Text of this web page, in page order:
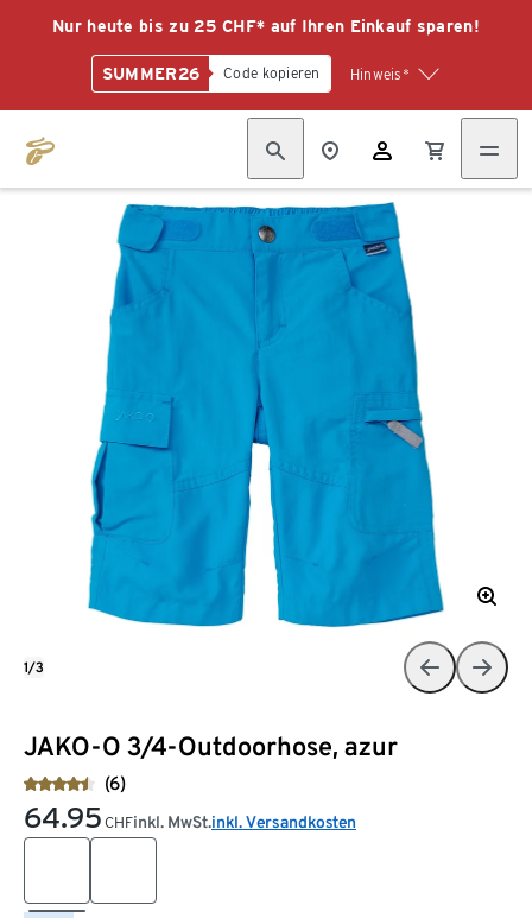
Nur heute bis zu 25 CHF* auf Ihren Einkauf sparen!
SUMMER26 Code kopieren Hinweis*
JAKO-O 3/4-Outdoorhose, azur
(6)
64.95 CHFinkl. MwSt.inkl. Versandkosten
1/3